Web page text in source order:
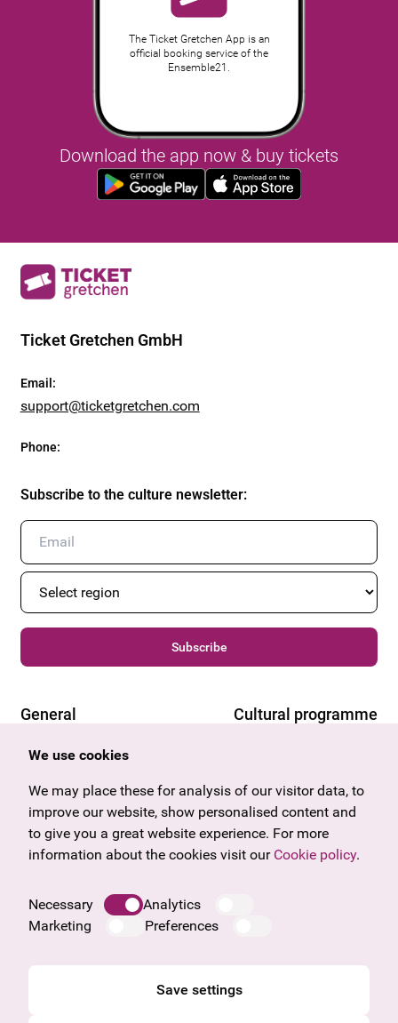
The Ticket Gretchen App is an
official booking service of the
Ensemble21.
Download the app now & buy tickets
Ticket Gretchen GmbH
Email :
support@ticketgretchen.com
Phone:
Subscribe to the culture newsletter:
Subscribe
General
Offers & News
Gift voucher
Frequently asked questions
Legal notice
Data protection information
Cultural programme
Vorarlberg
Burgenland
Salzburg
Upper Austria
We use cookies
We may place these for analysis of our visitor data, to
improve our website, show personalised content and
to give you a great website experience. For more
information about the cookies visit our Cookie policy.
Necessary
Analytics
Marketing
Preferences
Save settings